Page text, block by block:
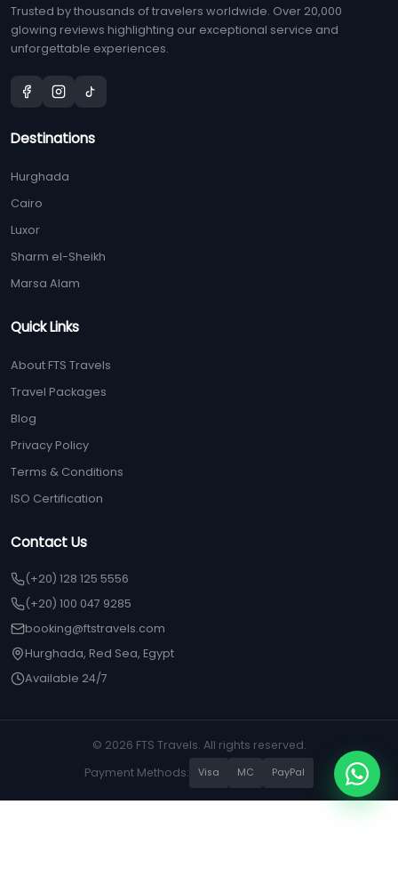
Trusted by thousands of travelers worldwide. Over 20,000
glowing reviews highlighting our exceptional service and
unforgettable experiences.
Destinations
Hurghada
Cairo
Luxor
Sharm el-Sheikh
Marsa Alam
Quick Links
About FTS Travels
Travel Packages
Blog
Privacy Policy
Terms & Conditions
ISO Certification
Contact Us
(+20) 128 125 5556
(+20) 100 047 9285
booking@ftstravels.com
Hurghada, Red Sea, Egypt
Available 24/7
© 2026 FTS Travels. All rights reserved.
Payment Methods:
Visa MC PayPal